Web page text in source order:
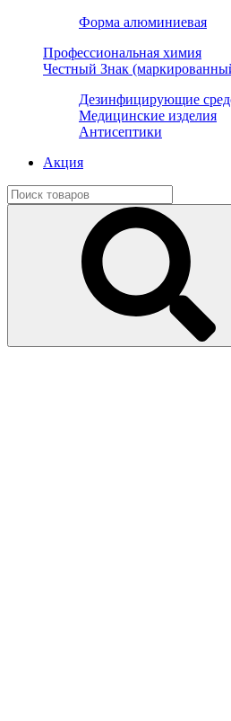
Форма алюминиевая
Профессиональная химия
Честный Знак
Дезинфицирующие
Медицинские изделия
Антисептики
Акция